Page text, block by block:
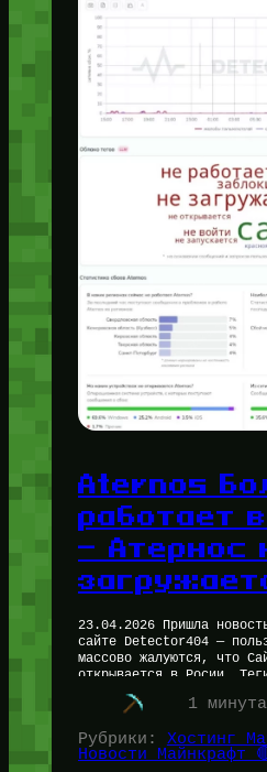
Aternos
работает
— Атернос
23.04.2026 Пришла
сайте Detector404 —
массово жалуются, что
открывается в Росии.
Не работает Атернос,
1 минута
Рубрики: Хостинг
Новости Майнкрафт